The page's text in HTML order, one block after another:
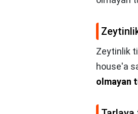
Zeytinlik
house'a
olmayan